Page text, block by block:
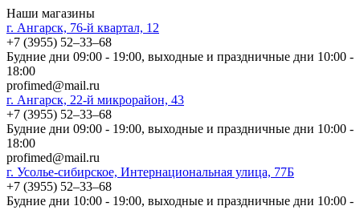
Наши магазины
г. Ангарск, 76-й квартал, 12
+7 (3955) 52‒33‒68
Будние дни 09:00 - 19:00, выходные и праздничные дни 10:00 -
18:00
profimed@mail.ru
г. Ангарск, 22-й микрорайон, 43
+7 (3955) 52‒33‒68
Будние дни 09:00 - 19:00, выходные и праздничные дни 10:00 -
18:00
profimed@mail.ru
г. Усолье-сибирское, Интернациональная улица, 77Б
+7 (3955) 52‒33‒68
Будние дни 10:00 - 19:00, выходные и праздничные дни 10:00 -